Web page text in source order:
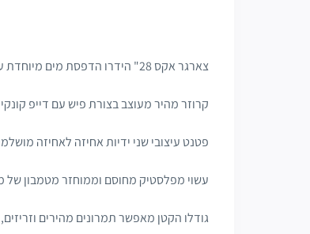
צארגר אקס 28" הידרו הדפסת מים מיוחדת עיצובים מיוחדים מותאם לאחיזה גבוהה,
קרוזר מהיר מעוצב בצורת פיש עם דייפ
פטנט עיצובי שני ידיות אחיזה לאחיזה
עשוי מפלסטיק מחוסם וממוחזר מטמבון של
גודלו הקטן מאפשר תמרונים מהירים